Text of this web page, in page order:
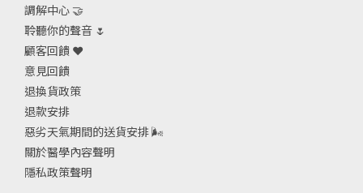
調解中心 🤝
聆聽你的聲音 🌷
顧客回饋 ❤️
意見回饋
退換貨政策
退款安排
惡劣天氣期間的送貨安排🌬
關於醫學內容聲明
隱私政策聲明